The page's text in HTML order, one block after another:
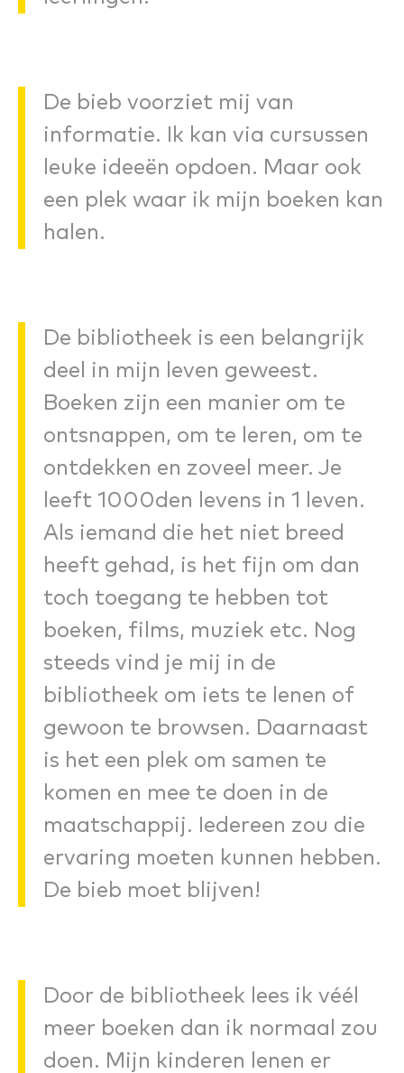
De bieb voorziet mij van
informatie. Ik kan via cursussen
leuke ideeën opdoen. Maar ook
een plek waar ik mijn boeken kan
halen.
De bibliotheek is een belangrijk
deel in mijn leven geweest.
Boeken zijn een manier om te
ontsnappen, om te leren, om te
ontdekken en zoveel meer. Je
leeft 1000den levens in 1 leven.
Als iemand die het niet breed
heeft gehad, is het fijn om dan
toch toegang te hebben tot
boeken, films, muziek etc. Nog
steeds vind je mij in de
bibliotheek om iets te lenen of
gewoon te browsen. Daarnaast
is het een plek om samen te
komen en mee te doen in de
maatschappij. Iedereen zou die
ervaring moeten kunnen hebben.
De bieb moet blijven!
Door de bibliotheek lees ik véél
meer boeken dan ik normaal zou
doen. Mijn kinderen lenen er